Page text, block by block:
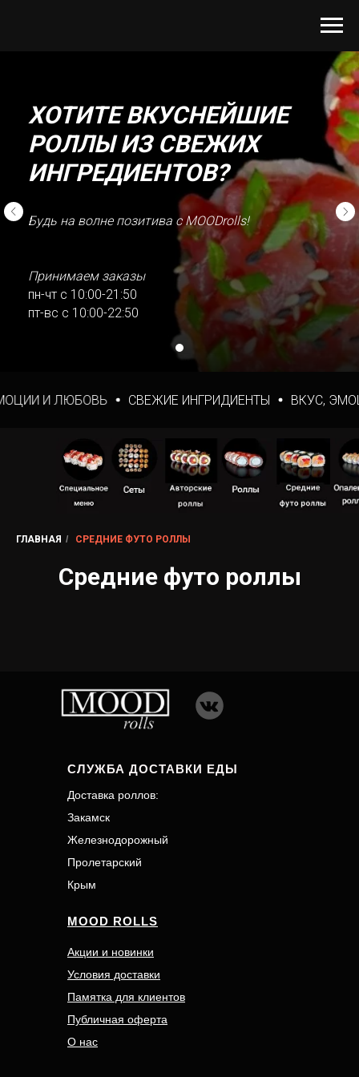
ХОТИТЕ ВКУСНЕЙШИЕ
РОЛЛЫИЗ СВЕЖИХ
ИНГРЕДИЕНТОВ?
Будь на волне позитива с MOODrolls!
Принимаем заказы
пн-чт с 10:00-21:50
пт-вс с 10:00-22:50
И ЛЮБОВЬ СВЕЖИЕ ИНГРИДИЕНТЫ ВКУС,
ГЛАВНАЯ / СРЕДНИЕ ФУТО РОЛЛЫ
Средние футо роллы
СЛУЖБА ДОСТАВКИ ЕДЫ
Доставка роллов:
Закамск
Железнодорожный
Пролетарский
Крым
MOOD ROLLS
Акции и новинки
Условия доставки
Памятка для клиентов
Публичная оферта
О нас